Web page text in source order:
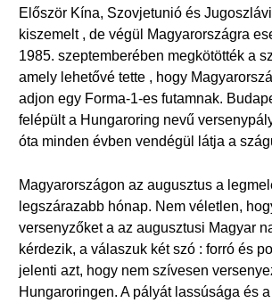
Először Kína, Szovjetunió és
kiszemelt , de végül Magyarországra
1985. szeptemberében megkötötték a
amely lehetővé tette , hogy
adjon egy Forma-1-es futamnak.
felépült a Hungaroring nevű
óta minden évben vendégül látja a
Magyarországon az augusztus a
legszárazabb hónap. Nem véletlen,
versenyzőket a az augusztusi Magyar
kérdezik, a válaszuk két szó : forró és
jelenti azt, hogy nem szívesen
Hungaroringen. A pályát lassúsága és